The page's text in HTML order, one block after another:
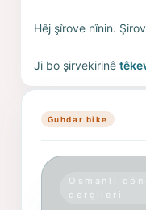
Hêj şîrove nînin.
Ji bo şirvekirinê
Guhdar bike
Osmanlı
dergileri